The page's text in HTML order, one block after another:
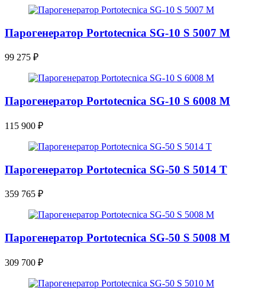
Парогенератор Portotecnica SG-10 S 5007 M
99 275 ₽
Парогенератор Portotecnica SG-10 S 6008 M
115 900 ₽
Парогенератор Portotecnica SG-50 S 5014 T
359 765 ₽
Парогенератор Portotecnica SG-50 S 5008 M
309 700 ₽